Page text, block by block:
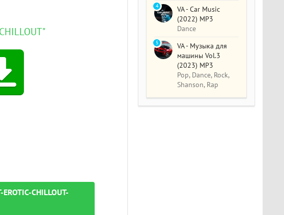
CHILLOUT-
VA - Car Music
(2022) MP3
Dance
4
VA - Музыка для
машины Vol.3
(2023) MP3
Pop, Dance, Rock,
Shanson, Rap
5